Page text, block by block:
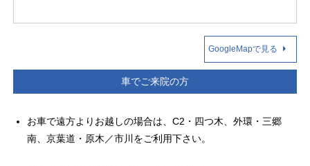
GoogleMapで見る
車でご来院の方
お車で遠方よりお越しの場合は、C2・四つ木、外環・三郷
南、京葉道・原木／市川をご利用下さい。